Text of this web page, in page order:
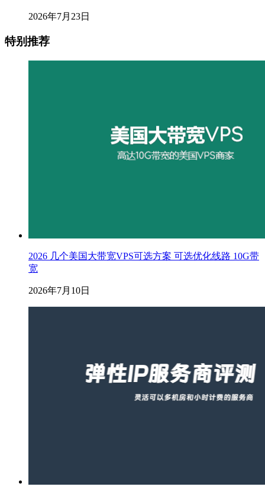
2026年7月23日
特别推荐
2026 几个美国大带宽VPS可选方案 可选优化线路 10G带
宽
2026年7月10日